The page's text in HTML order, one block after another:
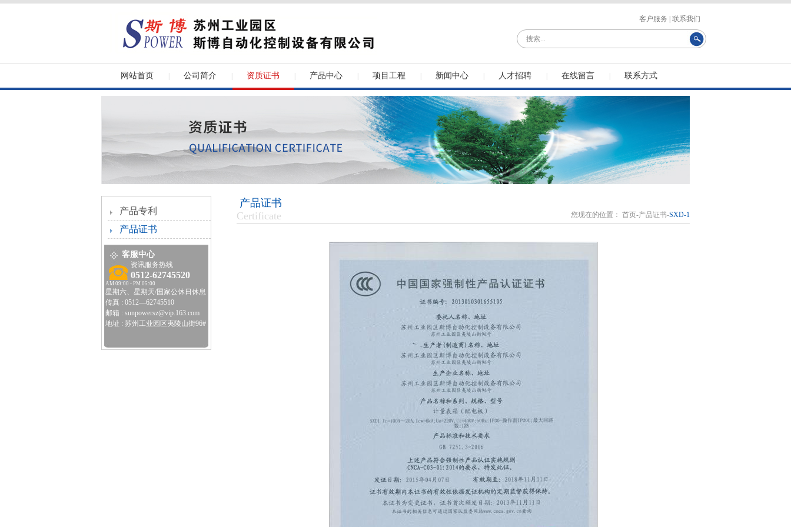
客户服务 联系我们
网站首页 公司简介 资质证书 产品中心 项目工程 新闻中心 人才招聘 在线留言 联系方式
产品专利
产品证书
客服中心
资讯服务热线
0512-62745520
AM 09:00 - PM 05:00
星期六、星期天/国家公休日休息
传真 : 0512—62745510
邮箱 : sunpowersz@vip.163.com
地址 : 苏州工业园区夷陵山街96#
产品证书
Certificate
您现在的位置： 首页-产品证书-SXD-1